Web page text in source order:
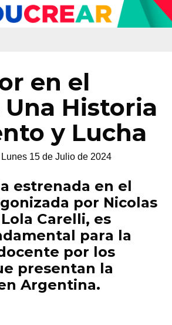
en el
Una Historia
y Lucha
15 de Julio de 2024
estrenada en el
por Nicolas
Carelli, es
para la
por los
presentan la
Argentina.